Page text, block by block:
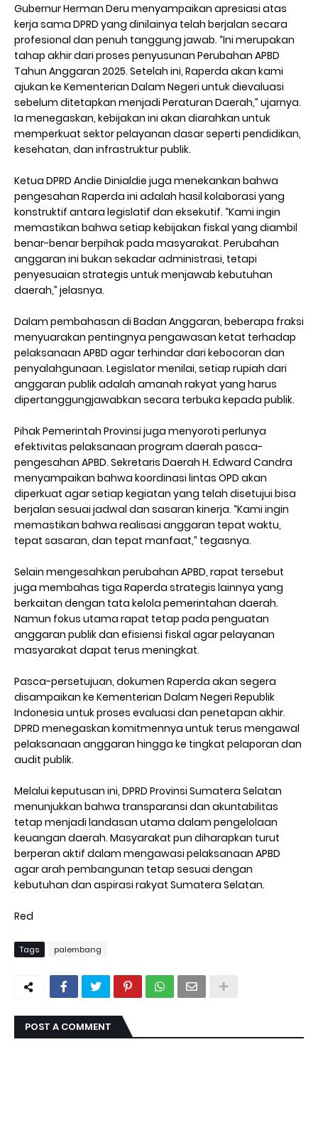
Gubernur Herman Deru menyampaikan apresiasi atas
kerja sama DPRD yang dinilainya telah berjalan secara
profesional dan penuh tanggung jawab. “Ini merupakan
tahap akhir dari proses penyusunan Perubahan APBD
Tahun Anggaran 2025. Setelah ini, Raperda akan kami
ajukan ke Kementerian Dalam Negeri untuk dievaluasi
sebelum ditetapkan menjadi Peraturan Daerah,” ujarnya.
Ia menegaskan, kebijakan ini akan diarahkan untuk
memperkuat sektor pelayanan dasar seperti pendidikan,
kesehatan, dan infrastruktur publik.
Ketua DPRD Andie Dinialdie juga menekankan bahwa
pengesahan Raperda ini adalah hasil kolaborasi yang
konstruktif antara legislatif dan eksekutif. “Kami ingin
memastikan bahwa setiap kebijakan fiskal yang diambil
benar-benar berpihak pada masyarakat. Perubahan
anggaran ini bukan sekadar administrasi, tetapi
penyesuaian strategis untuk menjawab kebutuhan
daerah,” jelasnya.
Dalam pembahasan di Badan Anggaran, beberapa fraksi
menyuarakan pentingnya pengawasan ketat terhadap
pelaksanaan APBD agar terhindar dari kebocoran dan
penyalahgunaan. Legislator menilai, setiap rupiah dari
anggaran publik adalah amanah rakyat yang harus
dipertanggungjawabkan secara terbuka kepada publik.
Pihak Pemerintah Provinsi juga menyoroti perlunya
efektivitas pelaksanaan program daerah pasca-
pengesahan APBD. Sekretaris Daerah H. Edward Candra
menyampaikan bahwa koordinasi lintas OPD akan
diperkuat agar setiap kegiatan yang telah disetujui bisa
berjalan sesuai jadwal dan sasaran kinerja. “Kami ingin
memastikan bahwa realisasi anggaran tepat waktu,
tepat sasaran, dan tepat manfaat,” tegasnya.
Selain mengesahkan perubahan APBD, rapat tersebut
juga membahas tiga Raperda strategis lainnya yang
berkaitan dengan tata kelola pemerintahan daerah.
Namun fokus utama rapat tetap pada penguatan
anggaran publik dan efisiensi fiskal agar pelayanan
masyarakat dapat terus meningkat.
Pasca-persetujuan, dokumen Raperda akan segera
disampaikan ke Kementerian Dalam Negeri Republik
Indonesia untuk proses evaluasi dan penetapan akhir.
DPRD menegaskan komitmennya untuk terus mengawal
pelaksanaan anggaran hingga ke tingkat pelaporan dan
audit publik.
Melalui keputusan ini, DPRD Provinsi Sumatera Selatan
menunjukkan bahwa transparansi dan akuntabilitas
tetap menjadi landasan utama dalam pengelolaan
keuangan daerah. Masyarakat pun diharapkan turut
berperan aktif dalam mengawasi pelaksanaan APBD
agar arah pembangunan tetap sesuai dengan
kebutuhan dan aspirasi rakyat Sumatera Selatan.
Red
Tags palembang
POST A COMMENT